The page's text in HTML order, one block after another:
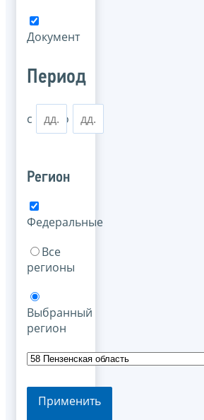
Документ
Период
с по
Регион
Федеральные
Все
регионы
Выбранный
регион
Применить